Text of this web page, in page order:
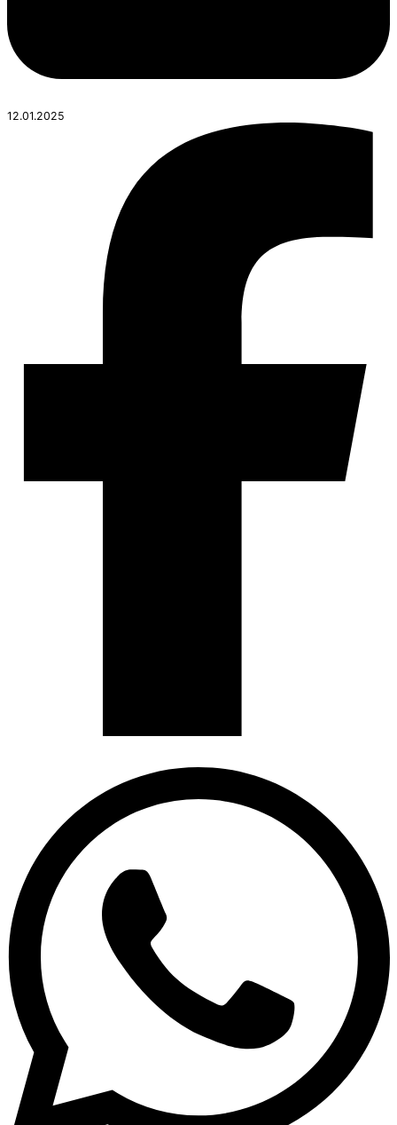
12.01.2025